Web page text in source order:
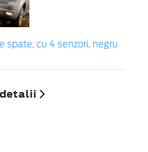
spate, cu 4 senzori, negru